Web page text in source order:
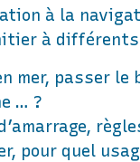
à la
à
mer, passer le
… ?
pour quel